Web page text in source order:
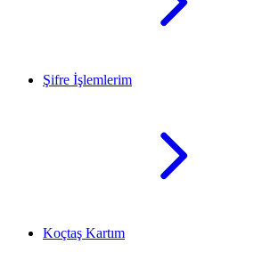
Şifre İşlemlerim
Koçtaş Kartım